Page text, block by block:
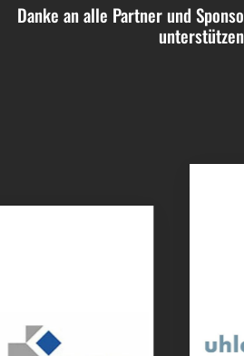
Danke an alle Partner und